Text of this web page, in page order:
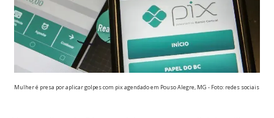
Mulher é presa por aplicar golpes com pix agendado em Pouso Alegre, MG - Foto: redes sociais